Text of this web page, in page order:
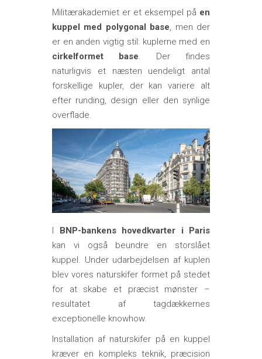
Militærakademiet er et eksempel på en
kuppel med polygonal base, men der
er en anden vigtig stil: kuplerne med en
cirkelformet base. Der findes
naturligvis et næsten uendeligt antal
forskellige kupler, der kan variere alt
efter runding, design eller den synlige
overflade.
I BNP-bankens hovedkvarter i Paris
kan vi også beundre en storslået
kuppel. Under udarbejdelsen af kuplen
blev vores naturskifer formet på stedet
for at skabe et præcist mønster –
resultatet af tagdækkernes
exceptionelle knowhow.
Installation af naturskifer på en kuppel
kræver en kompleks teknik, præcision